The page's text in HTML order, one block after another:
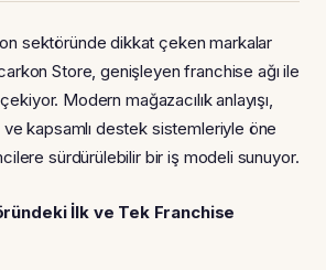
sektöründe dikkat çeken markalar
Store, genişleyen franchise ağı ile
çekiyor. Modern mağazacılık anlayışı,
kapsamlı destek sistemleriyle öne
sürdürülebilir bir iş modeli sunuyor.
İlk ve Tek Franchise